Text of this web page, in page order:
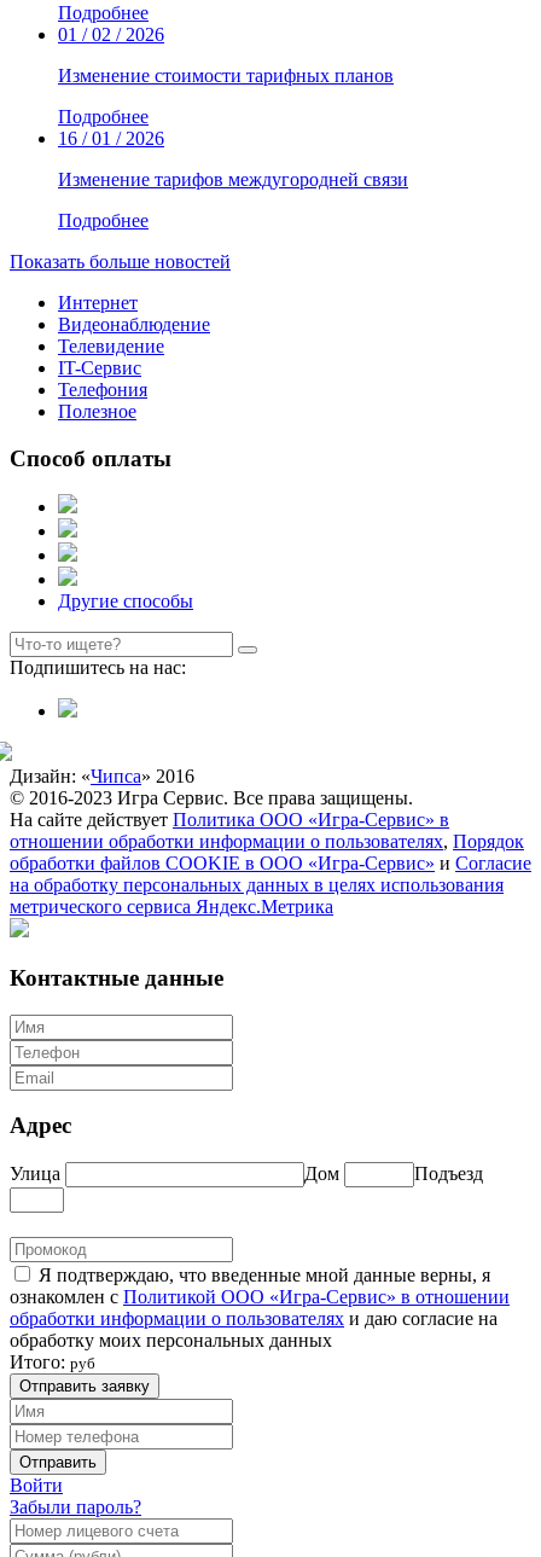
Подробнее
01 / 02 / 2026
Изменение стоимости тарифных планов
Подробнее
16 / 01 / 2026
Изменение тарифов междугородней связи
Подробнее
Показать больше новостей
Интернет
Видеонаблюдение
Телевидение
IT-Сервис
Телефония
Полезное
Способ оплаты
Другие способы
Подпишитесь на нас:
Дизайн: «Чипса» 2016
© 2016-2023 Игра Сервис. Все права защищены.
На сайте действует Политика ООО «Игра-Сервис» в
отношении обработки информации о пользователях, Порядок
обработки файлов COOKIE в ООО «Игра-Сервис» и Согласие
на обработку персональных данных в целях использования
метрического сервиса Яндекс.Метрика
Контактные данные
Адрес
Улица Дом Подъезд
Я подтверждаю, что введенные мной данные верны, я
ознакомлен с Политикой ООО «Игра-Сервис» в отношении
обработки информации о пользователях и даю согласие на
обработку моих персональных данных
Итого: руб
Отправить заявку
Отправить
Войти
Забыли пароль?